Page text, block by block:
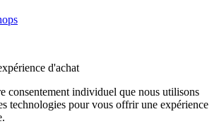
d'achat
consentement individuel que nous utilisons
technologies pour vous offrir une expérience